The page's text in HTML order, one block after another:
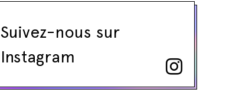
Suivez-nous sur
Instagram